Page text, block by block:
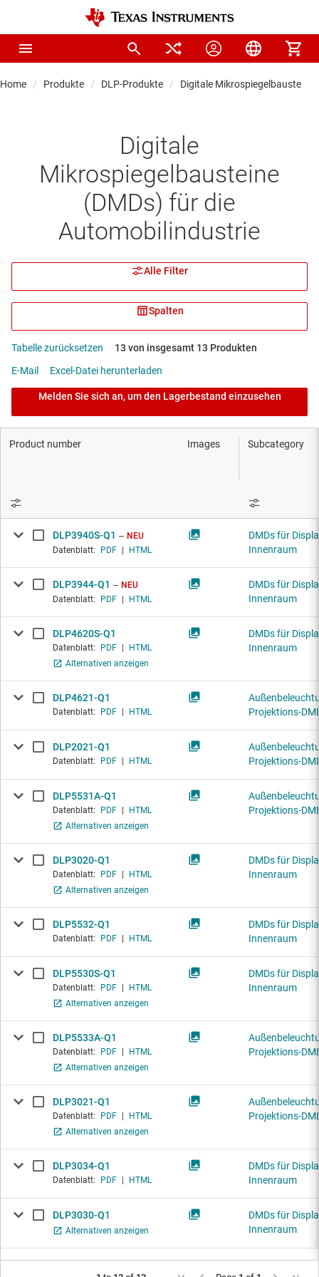
Home Produkte DLP-Produkte Digitale
Digitale
Mikrospiegelbausteine
(DMDs) für die
Automobilindustrie
Alle Filter
Spalten
Tabelle zurücksetzen
13 von insgesamt 13 Produkten
E-Mail
Excel-Datei herunterladen
Melden Sie sich an, um den Lagerbestand einzusehen
Product number Images Subcategory
DLP3940S-Q1
NEU
Datenblatt:
PDF HTML
DMDs für
Innenraum
DLP3944-Q1
NEU
Datenblatt:
PDF HTML
DMDs für
Innenraum
DLP4620S-Q1
Datenblatt: PDF
HTML
Alternativen anzeigen
DMDs für
Innenraum
DLP4621-Q1
Datenblatt: PDF HTML
Projektions-
DLP2021-Q1
Datenblatt: PDF HTML
Projektions-
DLP5531A-Q1
Datenblatt: PDF
HTML
Alternativen anzeigen
Projektions-
DLP3020-Q1
Datenblatt: PDF
HTML
Alternativen anzeigen
DMDs für
Innenraum
DLP5532-Q1
Datenblatt: PDF HTML
DMDs für
Innenraum
DLP5530S-Q1
Datenblatt: PDF
HTML
Alternativen anzeigen
DMDs für
Innenraum
DLP5533A-Q1
Datenblatt: PDF
HTML
Alternativen anzeigen
Projektions-
DLP3021-Q1
Datenblatt: PDF
HTML
Alternativen anzeigen
Projektions-
DLP3034-Q1
Datenblatt: PDF HTML
DMDs für
Innenraum
DLP3030-Q1
Alternativen anzeigen
DMDs für
Innenraum